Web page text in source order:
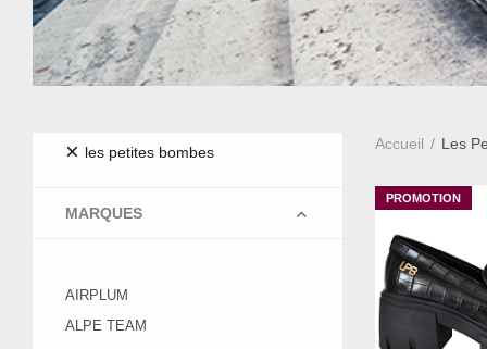
× les petites bombes
MARQUES
AIRPLUM
ALPE TEAM
Accueil Les